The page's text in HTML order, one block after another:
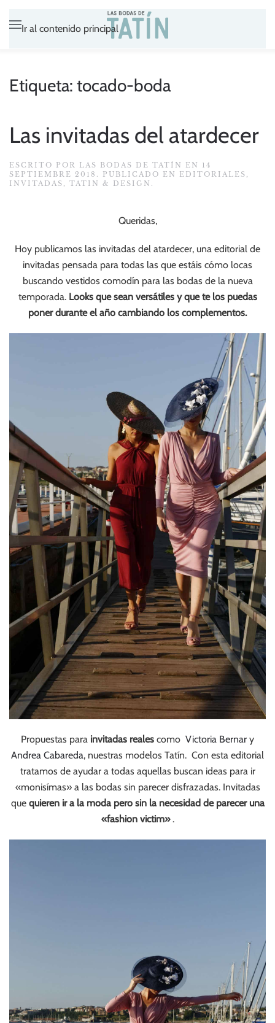
Ir al contenido principal
Etiqueta: tocado-boda
Las invitadas del atardecer
ESCRITO POR LAS BODAS DE TATÍN EN 14
SEPTIEMBRE 2018 . PUBLICADO EN EDITORIALES ,
INVITADAS , TATIN & DESIGN .
Queridas,
Hoy publicamos las invitadas del atardecer, una editorial de
invitadas pensada para todas las que estáis cómo locas
buscando vestidos comodín para las bodas de la nueva
temporada.Looks que sean versátiles y que te los puedas
poner durante el año cambiando los complementos.
Propuestas para invitadas reales como Victoria Bernar y
Andrea Cabareda, nuestras modelos Tatín. Con esta editorial
tratamos de ayudar a todas aquellas buscan ideas para ir
«monisímas» a las bodas sin parecer disfrazadas. Invitadas
que quieren ir a la moda pero sin la necesidad de parecer una
«fashion victim».